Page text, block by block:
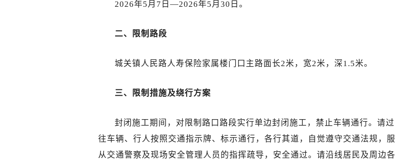
2026年5月7日—2026年5月30日。
二、限制路段
城关镇人民路人寿保险家属楼门口主路面长2米，宽2米，深1.5米。
三、限制措施及绕行方案
封闭施工期间，对限制路口路段实行单边封闭施工，禁止车辆通行。请过
往车辆、行人按照交通指示牌、标示通行，各行其道，自觉遵守交通法规，服
从交通警察及现场安全管理人员的指挥疏导，安全通过。请沿线居民及周边各